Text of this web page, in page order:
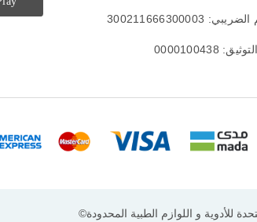
300211666300003
0000100438
للأدوية و اللوازم الطبية المحدودة©